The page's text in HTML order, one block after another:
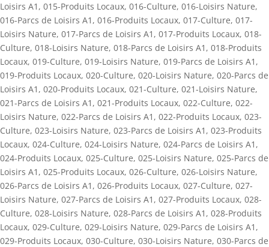
Loisirs A1 , 015-Produits Locaux, 016-Culture, 016-Loisirs Nature,
016-Parcs de Loisirs A1 , 016-Produits Locaux, 017-Culture, 017-
Loisirs Nature, 017-Parcs de Loisirs A1 , 017-Produits Locaux, 018-
Culture, 018-Loisirs Nature, 018-Parcs de Loisirs A1 , 018-Produits
Locaux, 019-Culture, 019-Loisirs Nature, 019-Parcs de Loisirs A1 ,
019-Produits Locaux, 020-Culture, 020-Loisirs Nature, 020-Parcs de
Loisirs A1 , 020-Produits Locaux, 021-Culture, 021-Loisirs Nature,
021-Parcs de Loisirs A1 , 021-Produits Locaux, 022-Culture, 022-
Loisirs Nature, 022-Parcs de Loisirs A1 , 022-Produits Locaux, 023-
Culture, 023-Loisirs Nature, 023-Parcs de Loisirs A1 , 023-Produits
Locaux, 024-Culture, 024-Loisirs Nature, 024-Parcs de Loisirs A1 ,
024-Produits Locaux, 025-Culture, 025-Loisirs Nature, 025-Parcs de
Loisirs A1 , 025-Produits Locaux, 026-Culture, 026-Loisirs Nature,
026-Parcs de Loisirs A1 , 026-Produits Locaux, 027-Culture, 027-
Loisirs Nature, 027-Parcs de Loisirs A1 , 027-Produits Locaux, 028-
Culture, 028-Loisirs Nature, 028-Parcs de Loisirs A1 , 028-Produits
Locaux, 029-Culture, 029-Loisirs Nature, 029-Parcs de Loisirs A1 ,
029-Produits Locaux, 030-Culture, 030-Loisirs Nature, 030-Parcs de